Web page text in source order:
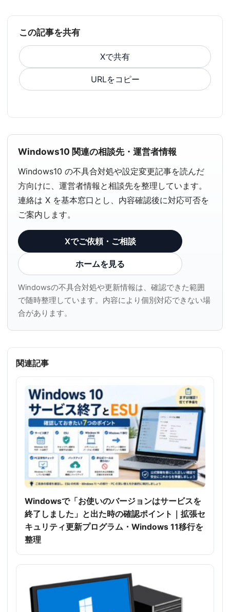
この記事を共有
Xで共有
URLをコピー
Windows10 関連の相談先・運営者情報
Windows10 の不具合対処や設定変更記事を読んだ
方向けに、運営者情報と相談先を整理しています。
連絡は X を基本窓口とし、内容確認後に対応可否を
ご案内します。
Xでご依頼・ご相談
ホームを見る
Windowsの不具合対処や更新情報は、確認できた範囲
で随時整理しています。内容により個別対応できない場
合があります。
関連記事
Windowsで「お使いのバージョンはサービスを
終了しました」と出た時の確認ポイント｜拡張セ
キュリティ更新プログラム・Windows 11移行を
整理